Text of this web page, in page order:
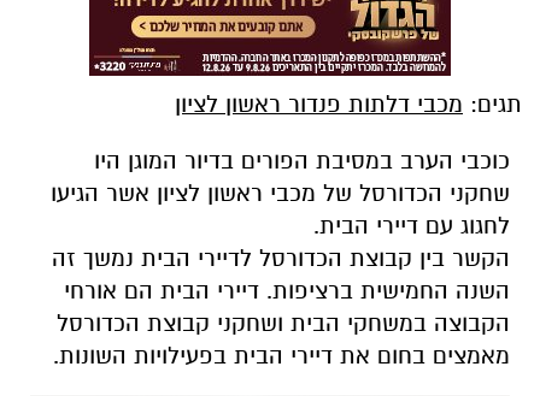
תגים: מכבי דלתות פנדור ראשון לציון
כוכבי הערב במסיבת הפורים בדיור המוגן היו
שחקני הכדורסל של מכבי ראשון לציון אשר הגיעו
לחגוג עם דיירי הבית.
הקשר בין קבוצת הכדורסל לדיירי הבית נמשך זה
השנה החמישית ברציפות. דיירי הבית הם אורחי
הקבוצה במשחקי הבית ושחקני קבוצת הכדורסל
מאמצים בחום את דיירי הבית בפעילויות השונות.